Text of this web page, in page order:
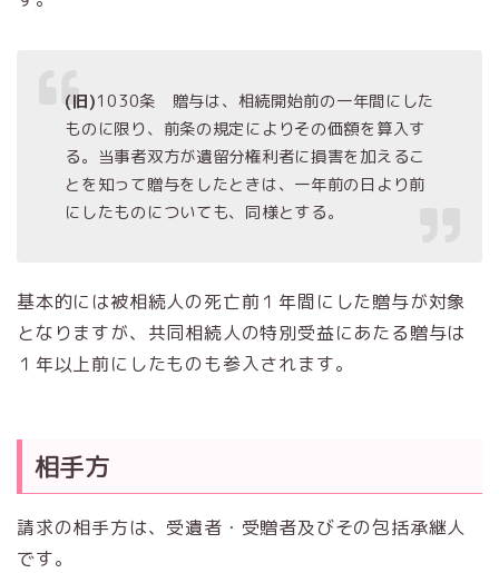
(旧)1030条 贈与は、相続開始前の一年間にした
ものに限り、前条の規定によりその価額を算入す
る。当事者双方が遺留分権利者に損害を加えるこ
とを知って贈与をしたときは、一年前の日より前
にしたものについても、同様とする。
基本的には被相続人の死亡前１年間にした贈与が対象
となりますが、共同相続人の特別受益にあたる贈与は
１年以上前にしたものも参入されます。
相手方
請求の相手方は、受遺者・受贈者及びその包括承継人
です。